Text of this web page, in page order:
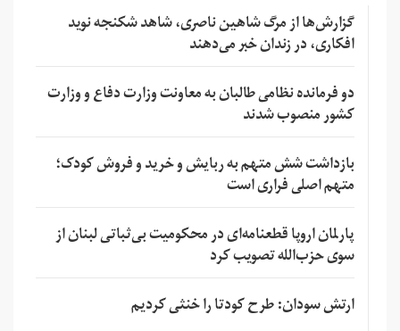
گزارش‌ها از مرگ شاهین ناصری، شاهد شکنجه نوید
افکاری، در زندان خبر می‌دهند
دو فرمانده نظامی طالبان به معاونت وزارت دفاع و وزارت
کشور منصوب شدند
بازداشت شش متهم به ربایش و خرید و فروش کودک؛
متهم اصلی فراری است
پارلمان اروپا قطعنامه‌ای در محکومیت بی‌ثباتی لبنان از
سوی حزب‌الله تصویب کرد
ارتش سودان: طرح کودتا را خنثی کردیم